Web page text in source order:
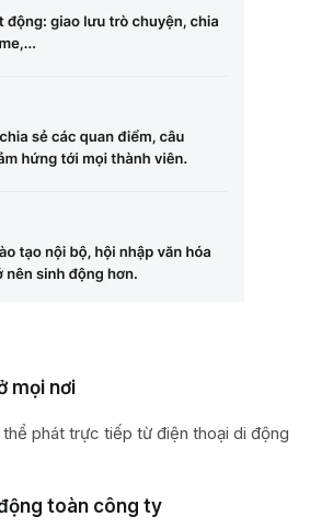
mọi nơi
phát trực tiếp từ điện thoại di động
toàn công ty